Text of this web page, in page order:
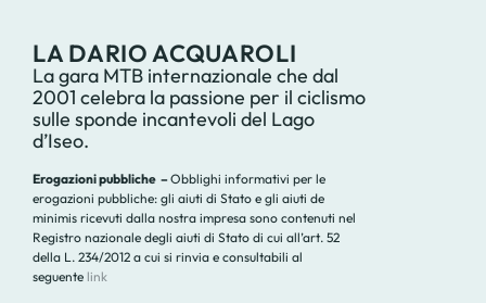
LA DARIO ACQUAROLI
La gara MTB internazionale che dal
2001 celebra la passione per il ciclismo
sulle sponde incantevoli del Lago
d’Iseo.
Erogazioni pubbliche –Obblighi informativi per le
erogazioni pubbliche: gli aiuti di Stato e gli aiuti de
minimis ricevuti dalla nostra impresa sono contenuti nel
Registro nazionale degli aiuti di Stato di cui all’art. 52
della L. 234/2012 a cui si rinvia e consultabili al
seguente link